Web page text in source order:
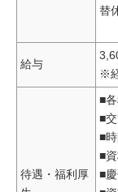
替
給与
※
待遇・福利厚
■
■
■
■
■